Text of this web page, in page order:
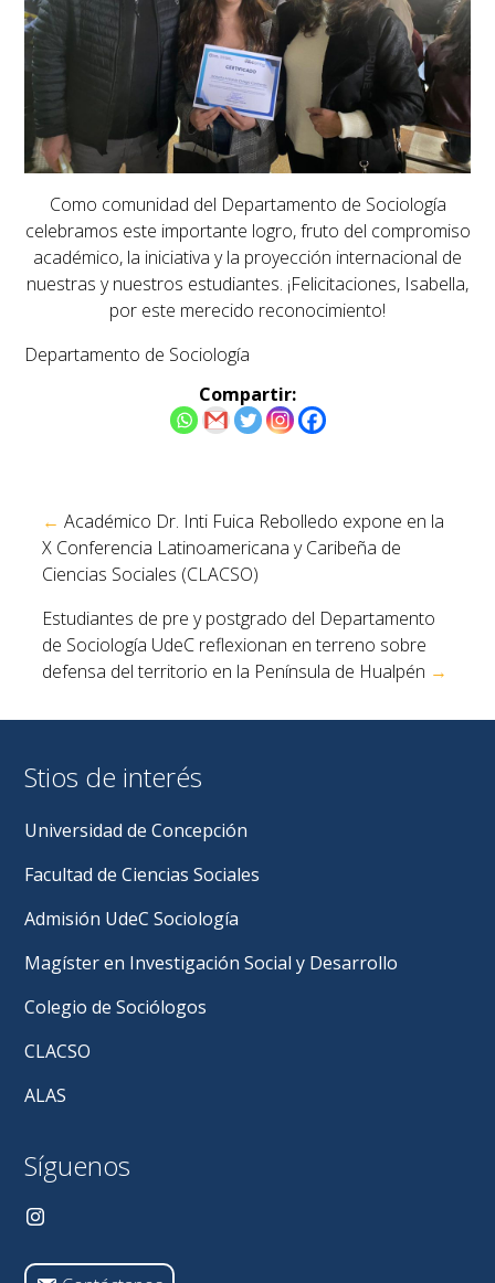
Como comunidad del Departamento de Sociología
celebramos este importante logro, fruto del compromiso
académico, la iniciativa y la proyección internacional de
nuestras y nuestros estudiantes. ¡Felicitaciones, Isabella,
por este merecido reconocimiento!
Departamento de Sociología
Compartir:
entradas
← Académico Dr. Inti Fuica Rebolledo expone en la
X Conferencia Latinoamericana y Caribeña de
Ciencias Sociales (CLACSO)
Estudiantes de pre y postgrado del Departamento
de Sociología UdeC reflexionan en terreno sobre
defensa del territorio en la Península de Hualpén →
Stios de interés
Universidad de Concepción
Facultad de Ciencias Sociales
Admisión UdeC Sociología
Magíster en Investigación Social y Desarrollo
Colegio de Sociólogos
CLACSO
ALAS
Síguenos